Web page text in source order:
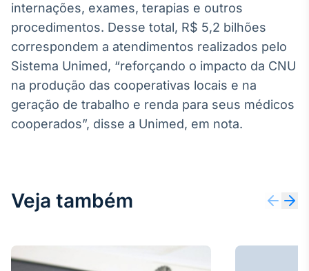
Datafeed
APIs para
integração de
conteúdos e
dados
Broadcast
Ticker
funcionalidades
internações, exames, terapias e outros
procedimentos. Desse total, R$ 5,2 bilhões
correspondem a atendimentos realizados pelo
Sistema Unimed, “reforçando o impacto da CNU
na produção das cooperativas locais e na
geração de trabalho e renda para seus médicos
cooperados”, disse a Unimed, em nota.
Veja também